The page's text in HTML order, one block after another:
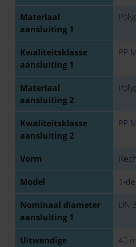
Materiaal
aansluiting 1
Kwaliteitsklasse
aansluiting 1
PP-
Materiaal
aansluiting 2
Kwaliteitsklasse
aansluiting 2
PP-
Vorm
Model 1-
Nominaal diameter
aansluiting 1
DN
Uitwendige
40